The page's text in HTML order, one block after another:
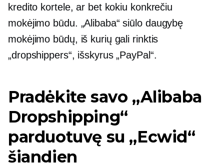
kredito kortele, ar bet kokiu konkrečiu
mokėjimo būdu. „Alibaba“ siūlo daugybę
mokėjimo būdų, iš kurių gali rinktis
„dropshippers“, išskyrus „PayPal“.
Pradėkite savo „Alibaba
Dropshipping“
parduotuvę su „Ecwid“
šiandien